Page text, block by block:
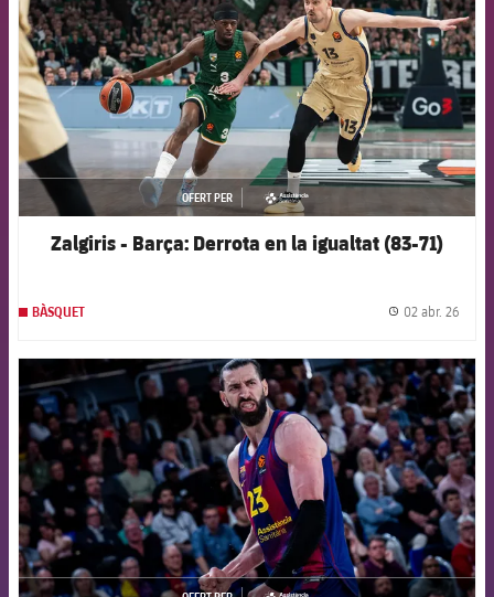
OFERT PER
asistencia
Zalgiris - Barça: Derrota en la igualtat (83-71)
BÀSQUET 02 abr. 26
FCB Barcelona badge